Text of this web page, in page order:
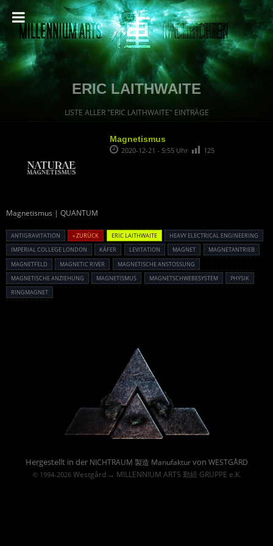
ERIC LAITHWAITE
LISTE ALLER "ERIC LAITHWAITE" EINTRÄGE
Magnetismus
2020-12-21 - 5:55 Uhr 125
Magnetismus | QUANTUM
ANTIGRAVITATION « ZURÜCK ERIC LAITHWAITE
HEAVY ELECTRICAL ENGINEERING
IMPERIAL COLLEGE LONDON
KÄFER LEVITATION MAGNET
MAGNETANTRIEB
MAGNETFELD
MAGNETIC RIVER
MAGNETISCHE ANSTOSSUNG
MAGNETISCHE ANZIEHUNG
MAGNETISMUS MAGNETSCHWEBESYSTEM
PHYSIK
RINGMAGNET
Hergestellt in der NICHTRAUM 製造 Manufakturvon WESTGÅRD
© 1994-2026 Westgård→ MILLENNIUM ARTS 勤続 GRUPPE e.K.
Powered By :